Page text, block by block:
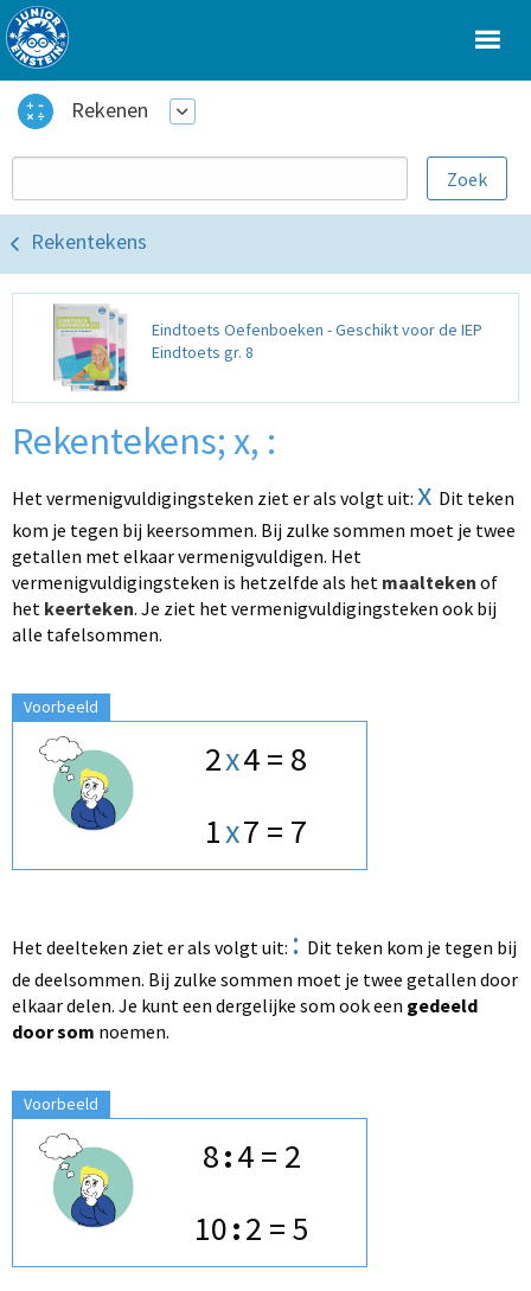
Rekenen
Rekentekens
Eindtoets Oefenboeken - Geschikt voor de IEP
Eindtoets gr. 8
Rekentekens; x, :
Het vermenigvuldigingsteken ziet er als volgt uit: x Dit teken
kom je tegen bij keersommen. Bij zulke sommen moet je twee
getallen met elkaar vermenigvuldigen. Het
vermenigvuldigingsteken is hetzelfde als het maalteken of
het keerteken. Je ziet het vermenigvuldigingsteken ook bij
alle tafelsommen.
Voorbeeld
2x4 = 8
1x7 = 7
Het deelteken ziet er als volgt uit: : Dit teken kom je tegen bij
de deelsommen. Bij zulke sommen moet je twee getallen door
elkaar delen. Je kunt een dergelijke som ook een gedeeld
door som noemen.
Voorbeeld
8:4 = 2
10:2 = 5